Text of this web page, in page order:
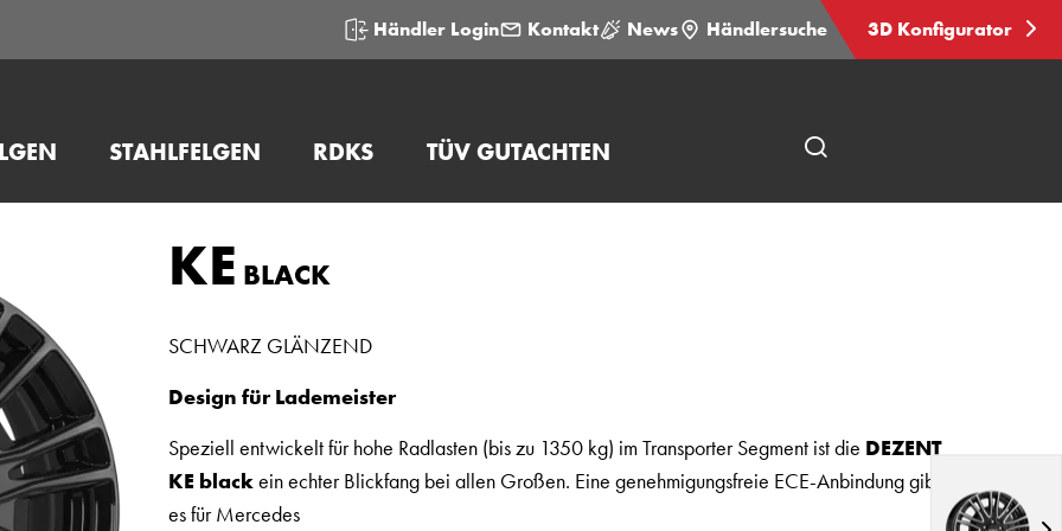
Händler Login Kontakt News Händlersuche 3D Konfigurator
STAHLFELGEN RDKS TÜV GUTACHTEN
KE BLACK
SCHWARZ GLÄNZEND
Design für Lademeister
Speziell entwickelt für hohe Radlasten (bis zu 1350 kg) im Transporter Segment ist die DEZENT
KE blackein echter Blickfang bei allen Großen. Eine genehmigungsfreie ECE-Anbindung gibt
es für Mercedes